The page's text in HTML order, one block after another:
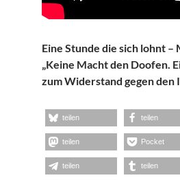
Eine Stunde die sich lohnt –
„Keine Macht den Doofen.
zum Widerstand gegen
teilen teilen
teilen Pocket
teilen teilen